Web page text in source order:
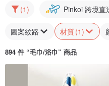
(1)
Pinkoi 跨境直
圖案紋路 材質(1)
894 件 “毛巾/浴巾” 商品